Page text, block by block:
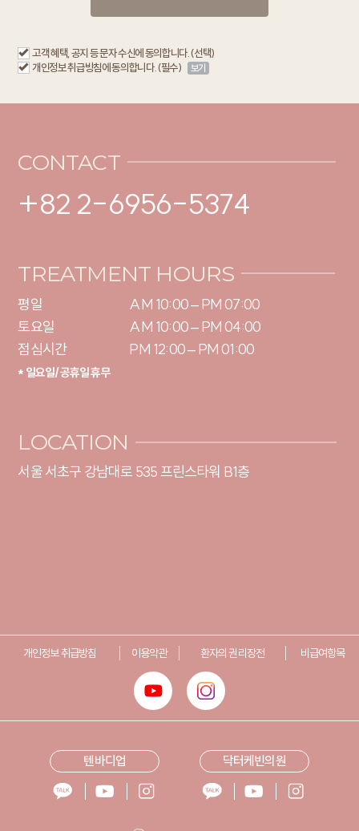
고객 혜택, 공지 등 문자 수신에 동의합니다. (선택)
개인정보 취급방침에 동의합니다. (필수)
보기
CONTACT
+82 2-6956-5374
TREATMENT HOURS
평일
토요일
점심시간
AM 10:00 – PM 07:00
AM 10:00 – PM 04:00
PM 12:00 – PM 01:00
* 일요일/공휴일 휴무
LOCATION
서울 서초구 강남대로 535 프린스타워 B1층
개인정보 취급방침 이용약관 환자의 권리장전 비급여항목
텐바디업 닥터케빈의원